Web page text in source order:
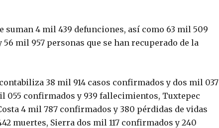
suman 4 mil 439 defunciones, así como 63 mil 509
56 mil 957 personas que se han recuperado de la
38 mil 914 casos confirmados y dos mil 037
055 confirmados y 939 fallecimientos, Tuxtepec
4 mil 787 confirmados y 380 pérdidas de vidas
muertes, Sierra dos mil 117 confirmados y 240